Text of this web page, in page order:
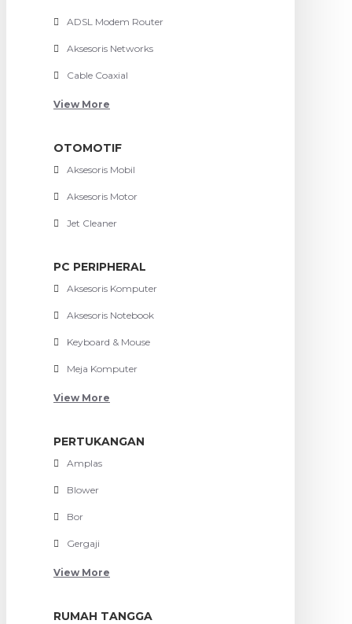
ADSL Modem Router
Aksesoris Networks
Cable Coaxial
View More
OTOMOTIF
Aksesoris Mobil
Aksesoris Motor
Jet Cleaner
PC PERIPHERAL
Aksesoris Komputer
Aksesoris Notebook
Keyboard & Mouse
Meja Komputer
View More
PERTUKANGAN
Amplas
Blower
Bor
Gergaji
View More
RUMAH TANGGA